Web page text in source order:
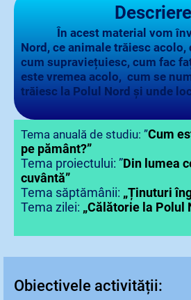
În acest material vom
Nord, ce animale trăiesc acolo,
cum supraviețuiesc, cum fac
este vremea acolo, cum se
trăiesc la Polul Nord și unde
Tema anuală de studiu: ”Cum
pe pământ?”
Tema proiectului: ”Din lumea
cuvântă”
Tema săptămânii: „Ținuturi
Tema zilei: „Călătorie la Polul
Obiectivele activității: